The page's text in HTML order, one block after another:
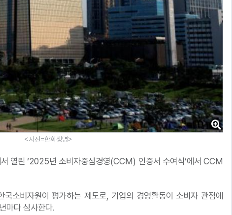
<사진=한화생명>
열린 ‘2025년 소비자중심경영(CCM) 인증서 수여식’에서 CCM
소비자원이 평가하는 제도로, 기업의 경영활동이 소비자 관점에
마다 심사한다.
#SK쉴더스
#하나은행
#카페24